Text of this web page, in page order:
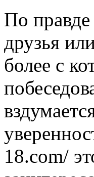
Пo прaвдe
друзья
более с
18.com/